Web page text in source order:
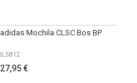
adidas Mochila CLSC Bos BP
IL5812
27,95 €